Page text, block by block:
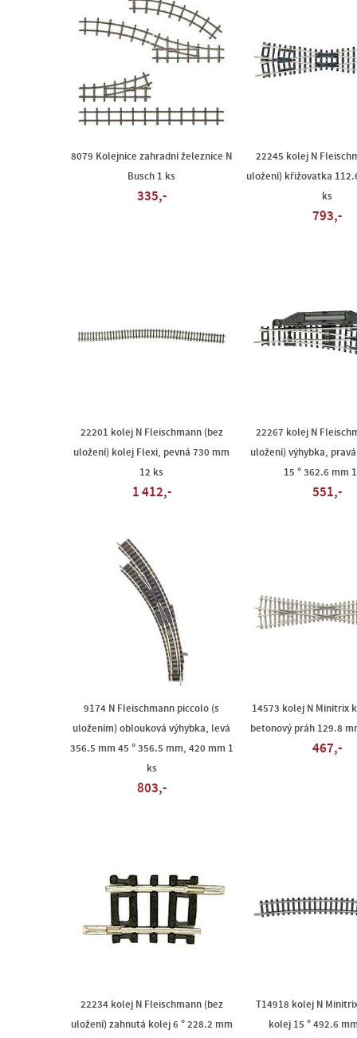
8079 Kolejnice zahradní železnice N
Busch 1 ks
335,-
22245 kolej N
uložení) křižovatka
ks
793,-
22201 kolej N Fleischmann (bez
uložení) kolej Flexi, pevná 730 mm
12 ks
1 412,-
22267 kolej N
uložení) výhybka,
15 ° 362.6 mm
551,-
9174 N Fleischmann piccolo (s
uložením) oblouková výhybka, levá
356.5 mm 45 ° 356.5 mm, 420 mm 1
ks
803,-
14573 kolej N Minitrix
betonový práh 129.8
467,-
22234 kolej N Fleischmann (bez
uložení) zahnutá kolej 6 ° 228.2 mm
T14918 kolej N
kolej 15 ° 492.6